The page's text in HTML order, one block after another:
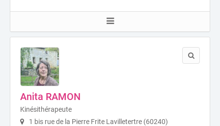
Anita RAMON
Kinésithérapeute
1 bis rue de la Pierre Frite Lavilletertre (60240)